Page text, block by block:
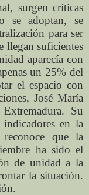
surgen críticas
se adoptan, se
para ser
llegan suficientes
aparecía con
un 25% del
el espacio con
José María
Su
en la
que la
ha sido el
de unidad a la
la situación.